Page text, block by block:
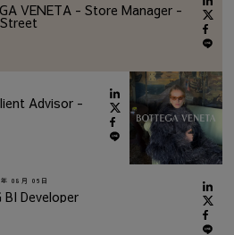
VENETA - Store Manager -
Advisor -
08月 06日
BI Developer